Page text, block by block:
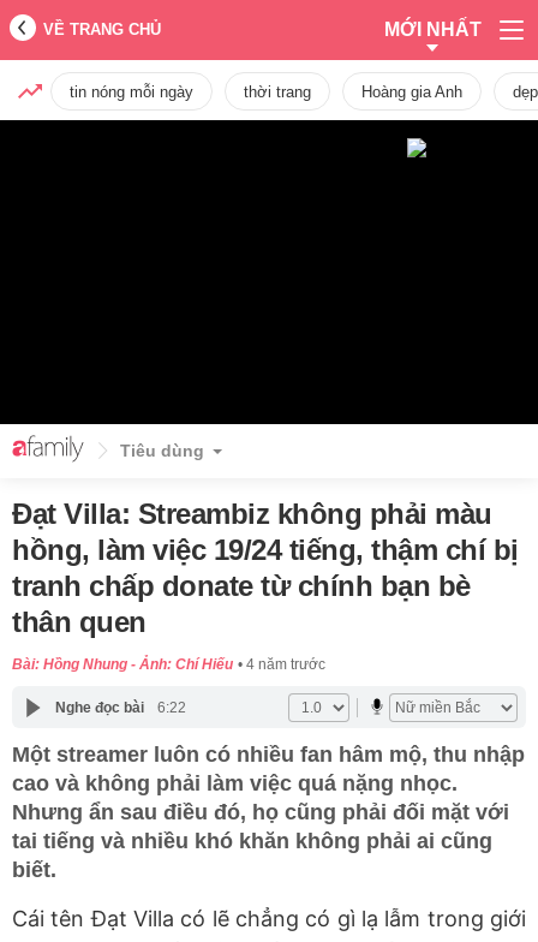
VỀ TRANG CHỦ MỚI NHẤT
tin nóng mỗi ngày thời trang Hoàng gia Anh dẹp
Tiêu dùng
Đạt Villa: Streambiz không phải màu
hồng, làm việc 19/24 tiếng, thậm chí bị
tranh chấp donate từ chính bạn bè
thân quen
Bài: Hồng Nhung - Ảnh: Chí Hiếu 4 năm trước
Nghe đọc bài 6:22
Một streamer luôn có nhiều fan hâm mộ, thu nhập
cao và không phải làm việc quá nặng nhọc.
Nhưng ẩn sau điều đó, họ cũng phải đối mặt với
tai tiếng và nhiều khó khăn không phải ai cũng
biết.
Cái tên Đạt Villa có lẽ chẳng có gì lạ lẫm trong giới